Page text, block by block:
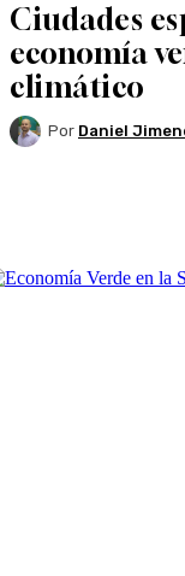
Ciudades
economía
climático
Por Daniel